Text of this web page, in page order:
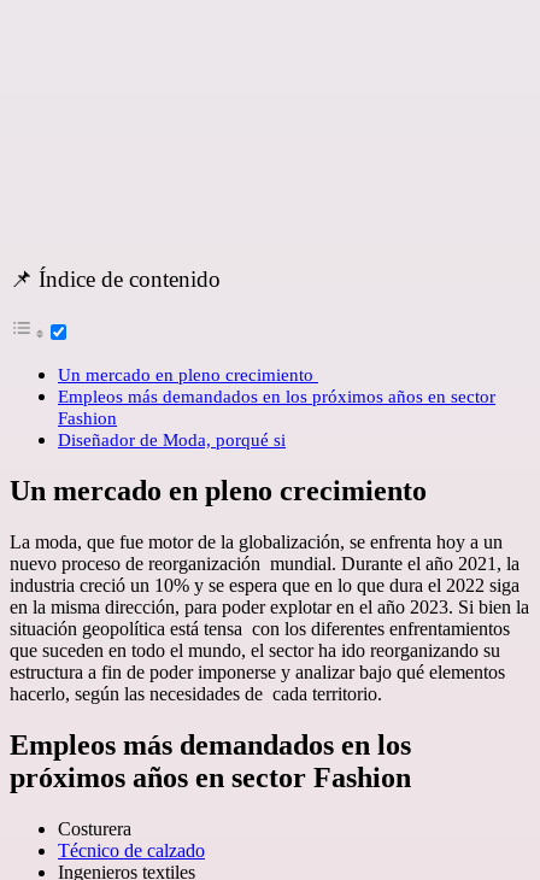
📌 Índice de contenido
Un mercado en pleno crecimiento
Empleos más demandados en los próximos años en sector
Fashion
Diseñador de Moda, porqué si
Un mercado en pleno crecimiento
La moda, que fue motor de la globalización, se enfrenta hoy a un
nuevo proceso de reorganización mundial. Durante el año 2021, la
industria creció un 10% y se espera que en lo que dura el 2022 siga
en la misma dirección, para poder explotar en el año 2023. Si bien la
situación geopolítica está tensa con los diferentes enfrentamientos
que suceden en todo el mundo, el sector ha ido reorganizando su
estructura a fin de poder imponerse y analizar bajo qué elementos
hacerlo, según las necesidades de cada territorio.
Empleos más demandados en los
próximos años en sector Fashion
Costurera
Técnico de calzado
Ingenieros textiles